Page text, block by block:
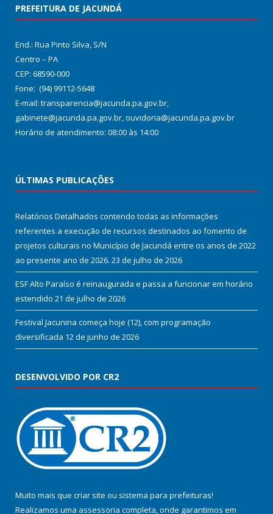
PREFEITURA DE JACUNDÁ
End.: Rua Pinto Silva, S/N
Centro – PA
CEP: 68590-000
Fone: (94) 99112-5648
E-mail: transparencia@jacunda.pa.gov.br,
gabinete@jacunda.pa.gov.br, ouvidoria@jacunda.pa.gov.br
Horário de atendimento: 08:00 às 14:00
ÚLTIMAS PUBLICAÇÕES
Relatórios Detalhados contendo todas as informações
referentes a execução de recursos destinados ao fomento de
projetos culturais no Município de Jacundá entre os anos de 2022
ao presente ano de 2026. 23 de julho de 2026
ESF Alto Paraíso é reinaugurada e passa a funcionar em horário
estendido 21 de julho de 2026
Festival Jacunina começa hoje (12), com programação
diversificada 12 de junho de 2026
DESENVOLVIDO POR CR2
Muito mais que criar site ou sistema para prefeituras!
Realizamos uma assessoria completa, onde garantimos em